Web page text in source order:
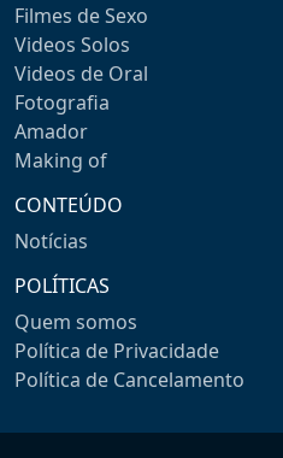
Filmes de Sexo
Videos Solos
Videos de Oral
Fotografia
Amador
Making of
CONTEÚDO
Notícias
POLÍTICAS
Quem somos
Política de Privacidade
Política de Cancelamento